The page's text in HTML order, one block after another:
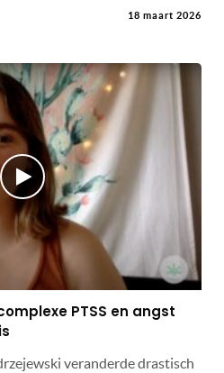
18 maart 2026
PTSS en angst
veranderde drastisch